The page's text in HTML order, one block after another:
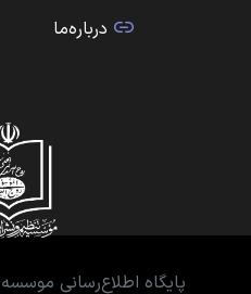
درباره‌ما
پایگاه اطلاع‌رسانی